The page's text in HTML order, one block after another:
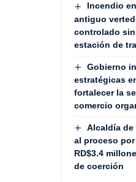
Incendio
antiguo
controlado
estación de
Gobierno
estratégicas
fortalecer la
comercio
Alcaldía de
al proceso
RD$3.4
de coerción